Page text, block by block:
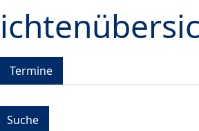
Termine
Suche